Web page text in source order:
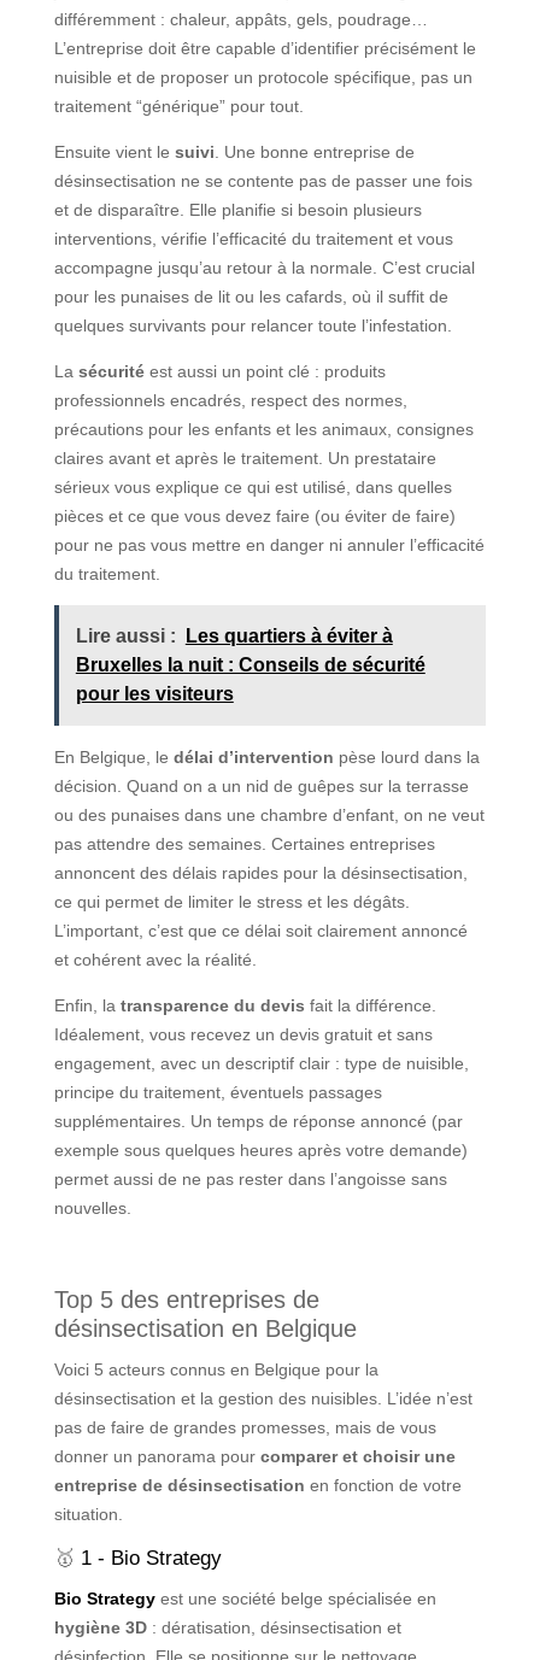
différemment : chaleur, appâts, gels, poudrage…
L’entreprise doit être capable d’identifier précisément le
nuisible et de proposer un protocole spécifique, pas un
traitement “générique” pour tout.
Ensuite vient le suivi . Une bonne entreprise de
désinsectisation ne se contente pas de passer une fois
et de disparaître. Elle planifie si besoin plusieurs
interventions, vérifie l’efficacité du traitement et vous
accompagne jusqu’au retour à la normale. C’est crucial
pour les punaises de lit ou les cafards, où il suffit de
quelques survivants pour relancer toute l’infestation.
La sécuritéest aussi un point clé : produits
professionnels encadrés, respect des normes,
précautions pour les enfants et les animaux, consignes
claires avant et après le traitement. Un prestataire
sérieux vous explique ce qui est utilisé, dans quelles
pièces et ce que vous devez faire (ou éviter de faire)
pour ne pas vous mettre en danger ni annuler l’efficacité
du traitement.
Lire aussi :
Les quartiers à éviter à
Bruxelles la nuit : Conseils de sécurité
pour les visiteurs
En Belgique, le délai d’intervention pèse lourd dans la
décision. Quand on a un nid de guêpes sur la terrasse
ou des punaises dans une chambre d’enfant, on ne veut
pas attendre des semaines. Certaines entreprises
annoncent des délais rapides pour la désinsectisation,
ce qui permet de limiter le stress et les dégâts.
L’important, c’est que ce délai soit clairement annoncé
et cohérent avec la réalité.
Enfin, la transparence du devis fait la différence.
Idéalement, vous recevez un devis gratuit et sans
engagement, avec un descriptif clair : type de nuisible,
principe du traitement, éventuels passages
supplémentaires. Un temps de réponse annoncé (par
exemple sous quelques heures après votre demande)
permet aussi de ne pas rester dans l’angoisse sans
nouvelles.
Top 5 des entreprises de
désinsectisation en Belgique
Voici 5 acteurs connus en Belgique pour la
désinsectisation et la gestion des nuisibles. L’idée n’est
pas de faire de grandes promesses, mais de vous
donner un panorama pour comparer et choisir une
entreprise de désinsectisation en fonction de votre
situation.
🥇 1 - Bio Strategy
Bio Strategyest une société belge spécialisée en
hygiène 3D: dératisation, désinsectisation et
désinfection. Elle se positionne sur le nettoyage